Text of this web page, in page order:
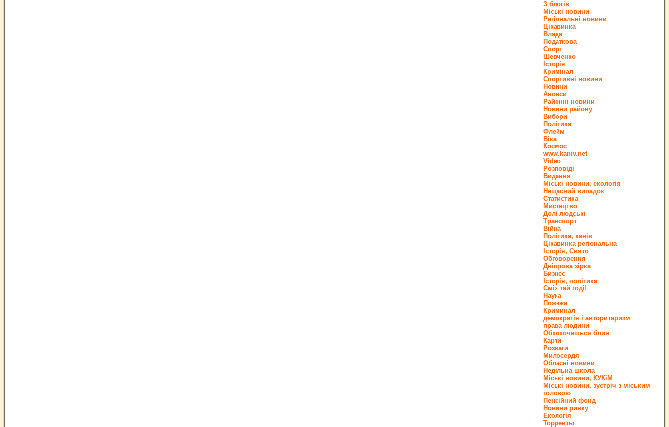
З блогів
Міські новини
Регіональні новини
Цікавинка
Влада
Податкова
Спорт
Шевченко
Історія
Кримінал
Спортивні новини
Новини
Анонси
Районні новини
Новини району
Вибори
Політика
Флейм
Віка
Космос
www.kaniv.net
Video
Розповіді
Видання
Міські новини, екологія
Нещасний випадок
Статистика
Мистецтво
Долі людські
Транспорт
Війна
Політика, канів
Цікавинка регіональна
Історія, Свято
Обговорення
Дніпрова зірка
Бизнес
Історія, політика
Сміх тай годі!
Наука
Пожежа
Криминал
демократія і авторитаризм
права людини
Обхохочешься блин
Карти
Розваги
Милосердя
Обласні новини
Недільна школа
Міські новини, КУКіМ
Міські новини, зустріч з міським
головою
Пенсійний фонд
Новини ринку
Екологія
Торренты